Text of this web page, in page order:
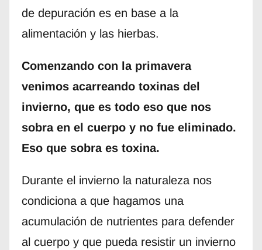
de depuración es en base a la
alimentación y las hierbas.
Comenzando con la primavera
venimos acarreando toxinas del
invierno, que es todo eso que nos
sobra en el cuerpo y no fue eliminado.
Eso que sobra es toxina.
Durante el invierno la naturaleza nos
condiciona a que hagamos una
acumulación de nutrientes para defender
al cuerpo y que pueda resistir un invierno